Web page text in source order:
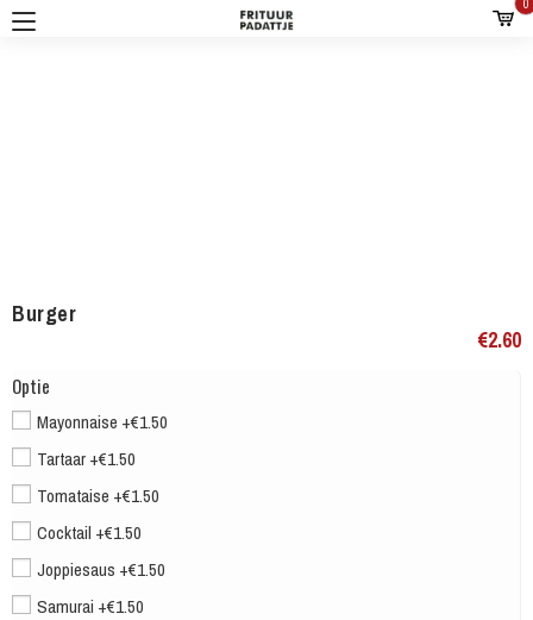
Burger
€2.60
Optie
Mayonnaise +€1.50
Tartaar +€1.50
Tomataise +€1.50
Cocktail +€1.50
Joppiesaus +€1.50
Samurai +€1.50